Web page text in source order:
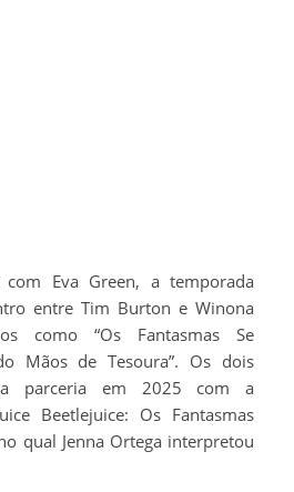
Eva Green, a temporada
entre Tim Burton e Winona
como “Os Fantasmas Se
Mãos de Tesoura”. Os dois
parceria em 2025 com a
Beetlejuice: Os Fantasmas
qual Jenna Ortega interpretou